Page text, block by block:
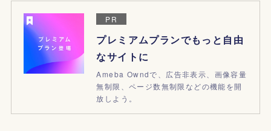
PR
プレミアムプランでもっと自由
なサイトに
Ameba Owndで、広告非表示、画像容量
無制限、ページ数無制限などの機能を開
放しよう。